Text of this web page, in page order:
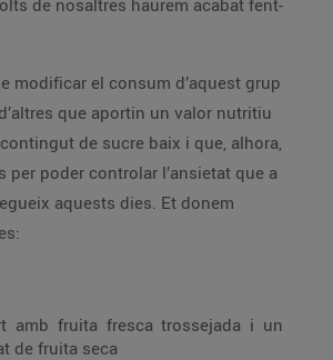
de nosaltres haurem acabat fent-
modificar el consum d’aquest grup
que aportin un valor nutritiu
de sucre baix i que, alhora,
per poder controlar l’ansietat que a
aquests dies. Et donem
amb fruita fresca trossejada i un
de fruita seca